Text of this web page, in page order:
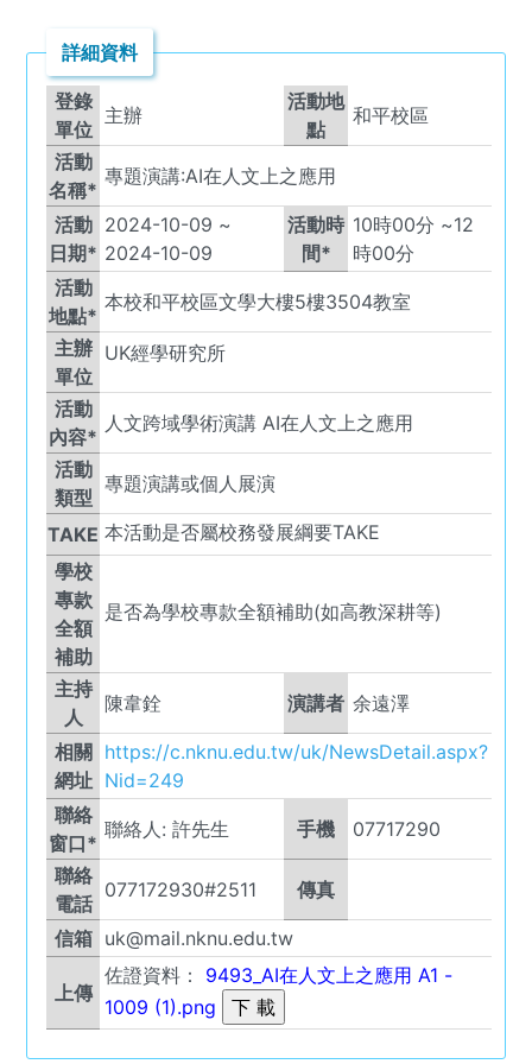
詳細資料
登錄
單位
主辦
活動地
點
和平校區
活動
名稱*
專題演講:AI在人文上之應用
活動
日期*
2024-10-09 ~
2024-10-09
活動時
間*
10時00 分 ~12
時00分
活動
地點*
本校和平校區文學大樓5樓3504教室
主辦
單位
UK經學研究所
活動
內容*
人文跨域學術演講 AI在人文上之應用
活動
類型
專題演講或個人展演
TAKE 本活動是否屬校務發展綱要TAKE
學校
專款
全額
補助
是否為學校專款全額補助(如高教深耕等)
主持
人
陳韋銓 演講者 余遠澤
相關
網址
https://c.nknu.edu.tw/uk/NewsDetail.aspx?
Nid=249
聯絡
窗口*
聯絡人: 許先生 手機
07717290
聯絡
電話
077172930#2511 傳真
信箱 uk@mail.nknu.edu.tw
上傳
佐證資料： 9493_AI在人文上之應用 A1 -
1009 (1).png